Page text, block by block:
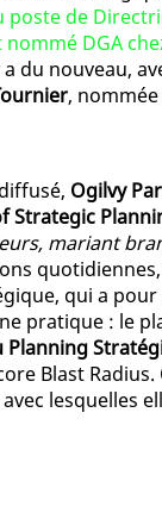
poste de
DGA
du nouveau,
,
Ogilvy
Strategic
mariant
qui a
pratique : le
Blast
lesquelles